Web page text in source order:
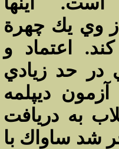
وي يك چهرة
اعتماد و
در حد زيادي
ديپلمه
به دريافت
شد ساواك با